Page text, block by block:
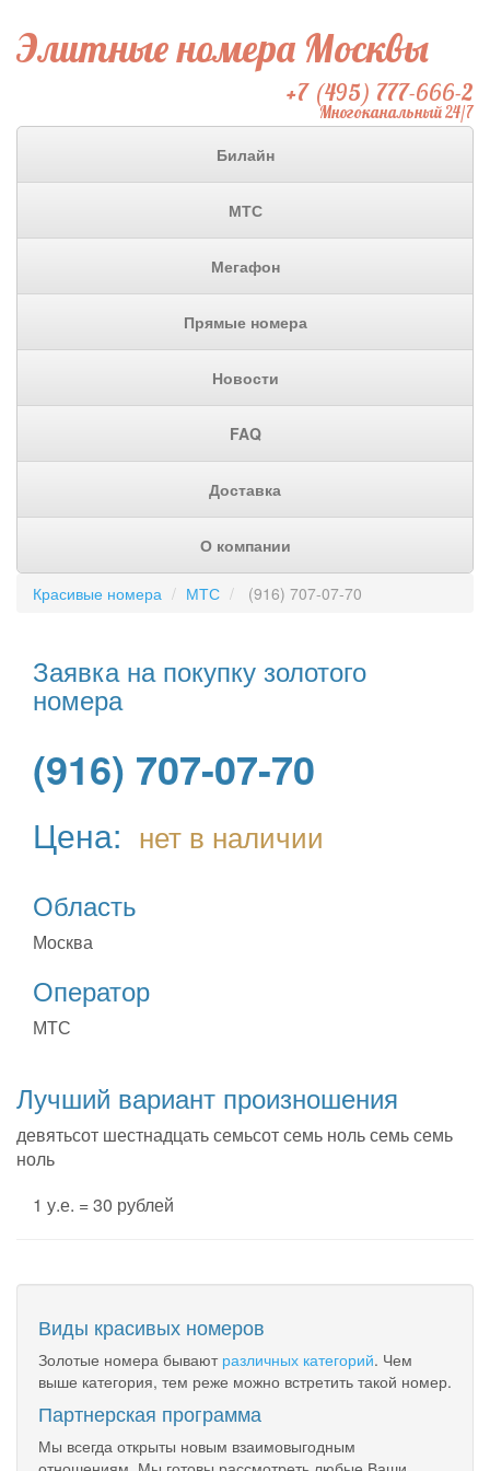
Элитные номера Москвы
+7 (495) 777-666-2
Многоканальный 24/7
Билайн
МТС
Мегафон
Прямые номера
Новости
FAQ
Доставка
О компании
Красивые номера МТС (916) 707-07-70
Заявка на покупку золотого
номера
(916) 707-07-70
Цена: нет в наличии
Область
Москва
Оператор
МТС
Лучший вариант произношения
девятьсот шестнадцать семьсот семь ноль семь семь
ноль
1 у.е. = 30 рублей
Виды красивых номеров
Золотые номера бывают различных категорий. Чем
выше категория, тем реже можно встретить такой номер.
Партнерская программа
Мы всегда открыты новым взаимовыгодным